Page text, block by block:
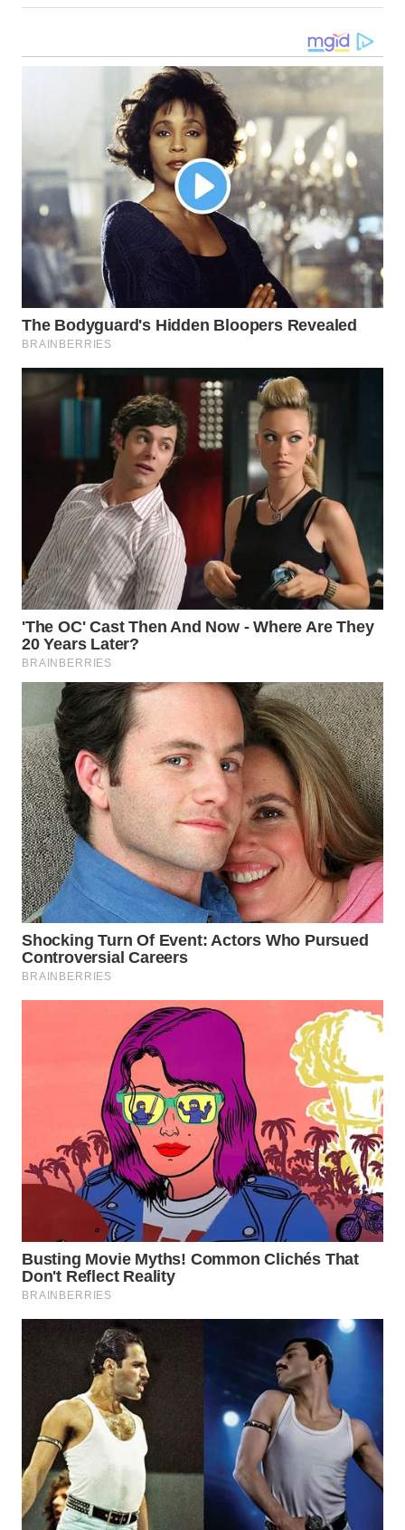
WN
MANDALIKA
WN
LIKUPANG
WN
LABUANBAJO
BORNEO
WAHANA
NEWS
WAHANA
TANI
WAHANA
WAHANA
INFRASTRUKTUR
WAHANA
KONSUMEN
WAHANA
LISTRIK
WAHANA
TRAVEL
WAHANANEWS
WAHANANEWS
CO ID
WAHANANEWS
WAHANA
SPORT
UMKM
WAHANA
SELEB
WAHANA
PERSONA